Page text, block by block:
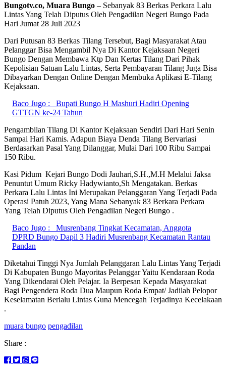
Bungotv.co, Muara Bungo – Sebanyak 83 Berkas Perkara Lalu
Lintas Yang Telah Diputus Oleh Pengadilan Negeri Bungo Pada
Hari Jumat 28 Juli 2023
Dari Putusan 83 Berkas Tilang Tersebut, Bagi Masyarakat Atau
Pelanggar Bisa Mengambil Nya Di Kantor Kejaksaan Negeri
Bungo Dengan Membawa Ktp Dan Kertas Tilang Dari Pihak
Kepolisian Satuan Lalu Lintas, Serta Pembayaran Tilang Juga Bisa
Dibayarkan Dengan Online Dengan Membuka Aplikasi E-Tilang
Kejaksaan.
Baco Jugo :
Bupati Bungo H Mashuri Hadiri Opening
GTTGN ke-24 Tahun
Pengambilan Tilang Di Kantor Kejaksaan Sendiri Dari Hari Senin
Sampai Hari Kamis. Adapun Biaya Denda Tilang Bervariasi
Berdasarkan Pasal Yang Dilanggar, Mulai Dari 100 Ribu Sampai
150 Ribu.
Kasi Pidum Kejari Bungo Dodi Jauhari,S.H.,M.H Melalui Jaksa
Penuntut Umum Ricky Hadywianto,Sh Mengatakan. Berkas
Perkara Lalu Lintas Ini Merupakan Pelanggaran Yang Terjadi Pada
Operasi Patuh 2023, Yang Mana Sebanyak 83 Berkara Perkara
Yang Telah Diputus Oleh Pengadilan Negeri Bungo .
Baco Jugo :
Musrenbang Tingkat Kecamatan, Anggota
DPRD Bungo Dapil 3 Hadiri Musrenbang Kecamatan Rantau
Pandan
Diketahui Tinggi Nya Jumlah Pelanggaran Lalu Lintas Yang Terjadi
Di Kabupaten Bungo Mayoritas Pelanggar Yaitu Kendaraan Roda
Yang Dikendarai Oleh Pelajar. Ia Berpesan Kepada Masyarakat
Bagi Pengendera Roda Dua Maupun Roda Empat/ Jadilah Pelopor
Keselamatan Berlalu Lintas Guna Mencegah Terjadinya Kecelakaan
.
muara bungo pengadilan
Share :